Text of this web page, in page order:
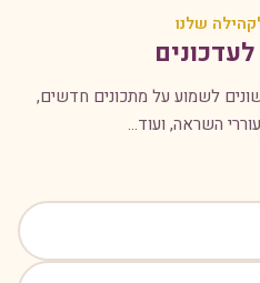
שלנו
לשמוע על מתכונים חדשים,
השראה, ועוד...